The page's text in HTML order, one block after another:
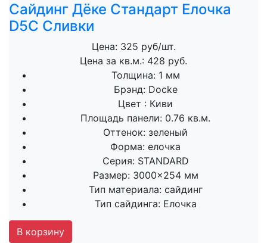
Сайдинг Дёке Стандарт Елочка
D5C Сливки
Цена: 325 руб/шт.
Цена за кв.м.: 428 руб.
Толщина: 1 мм
Брэнд: Docke
Цвет : Киви
Площадь панели: 0.76 кв.м.
Оттенок: зеленый
Форма: елочка
Серия: STANDARD
Размер: 3000×254 мм
Тип материала: сайдинг
Тип сайдинга: Елочка
В корзину